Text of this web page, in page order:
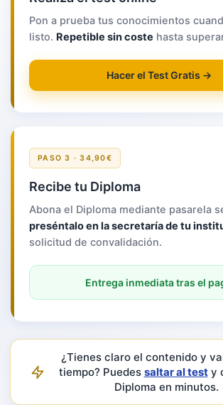
Pon a prueba tus conocimientos
listo. Repetible sin coste hasta
Hacer el Test Gratis →
PASO 3 · 34,90€
Recibe tu Diploma
Abona el Diploma mediante pasarela
preséntalo en la secretaría de tu
solicitud de convalidación.
Entrega inmediata tras el
¿Tienes claro el contenido y
tiempo? Puedes saltar al testy
Diploma en minutos.